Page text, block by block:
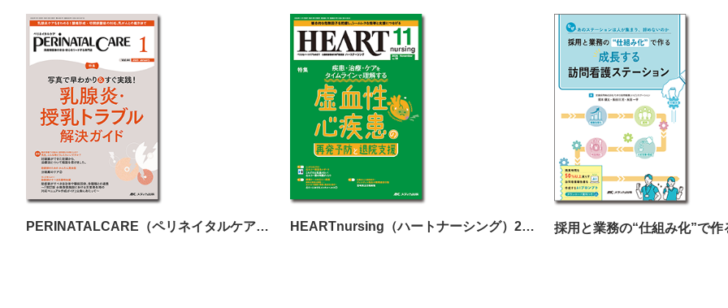
PERINATALCARE（ペリネイタルケア）2025年1月号 HEARTnursing（ハートナーシング）2025年11月号